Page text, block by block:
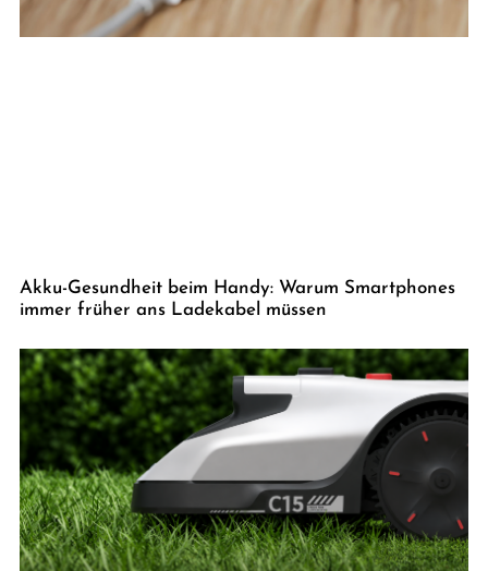
Akku-Gesundheit beim Handy: Warum Smartphones
immer früher ans Ladekabel müssen